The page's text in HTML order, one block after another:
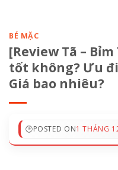
BÉ MẶC
[Review Tã –
tốt không? Ưu
Giá bao nhiêu?
POSTED ON1 THÁNG